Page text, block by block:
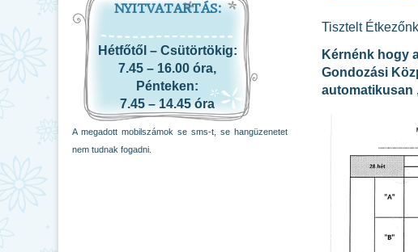
NYITVATARTÁS:
Hétfőtől – Csütörtökig:
7.45 – 16.00 óra,
Pénteken:
7.45 – 14.45 óra
A megadott mobilszámok se sms-t, se hangüzenetet
nem tudnak fogadni.
Tisztelt
Kérnénk hogy
Gondozási
automatikusan